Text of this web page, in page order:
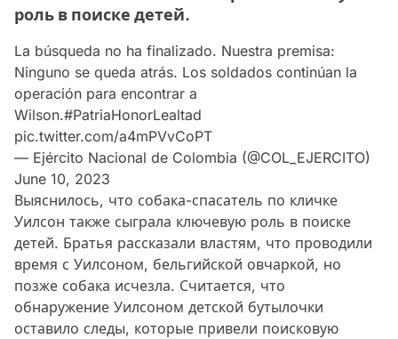
роль в поиске детей.
La búsqueda no ha finalizado. Nuestra premisa:
Ninguno se queda atrás. Los soldados continúan la
operación para encontrar a
Wilson.#PatriaHonorLealtad
pic.twitter.com/a4mPVvCoPT
— Ejército Nacional de Colombia (@COL_EJERCITO)
June 10, 2023
Выяснилось, что собака-спасатель по кличке
Уилсон также сыграла ключевую роль в поиске
детей. Братья рассказали властям, что проводили
время с Уилсоном, бельгийской овчаркой, но
позже собака исчезла. Считается, что
обнаружение Уилсоном детской бутылочки
оставило следы, которые привели поисковую